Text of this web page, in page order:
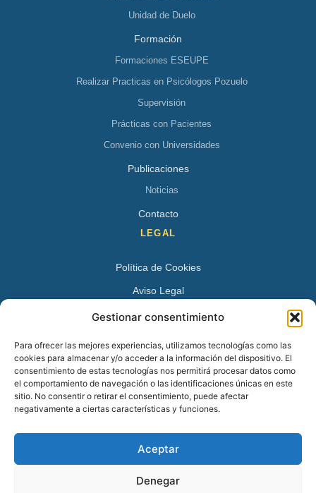
Gestionar consentimiento
Para ofrecer las mejores experiencias, utilizamos tecnologías como las
cookies para almacenar y/o acceder a la información del dispositivo. El
consentimiento de estas tecnologías nos permitirá procesar datos como
el comportamiento de navegación o las identificaciones únicas en este
sitio. No consentir o retirar el consentimiento, puede afectar
negativamente a ciertas características y funciones.
Aceptar
Denegar
Unidad de Duelo
Formación
Formaciones ESEUPE
Realizar Practicas en Psicólogos Pozuelo
Supervisión
Prácticas con Pacientes
Convenio con Universidades
Publicaciones
Noticias
Contacto
LEGAL
Política de Cookies
Aviso Legal
Política de Privacidad
Avenida Juan XXIII 15 B 28224 – Pozuelo de Alarcón,
Madrid
Tel:+34 913527728
+34 669 83 48 45
info@psicologospozuelo.es